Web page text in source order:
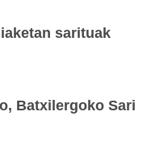
sarituak
Batxilergoko Sari